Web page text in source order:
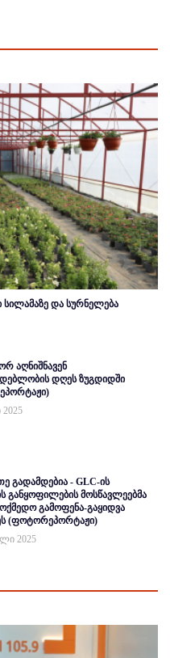
სილამაზე და სურნელება
აღნიშნავენ
დღეს ზუგდიდში
2025
გადამდებია - GLC-ის
განყოფილების მოსწავლეებმა
გამოფენა-გაყიდვა
(ფოტორეპორტაჟი)
2025